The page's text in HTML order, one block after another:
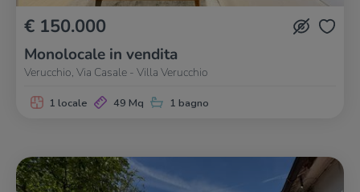
€ 150.000
Monolocale in vendita
Verucchio, Via Casale - Villa Verucchio
1 locale 49 Mq 1 bagno